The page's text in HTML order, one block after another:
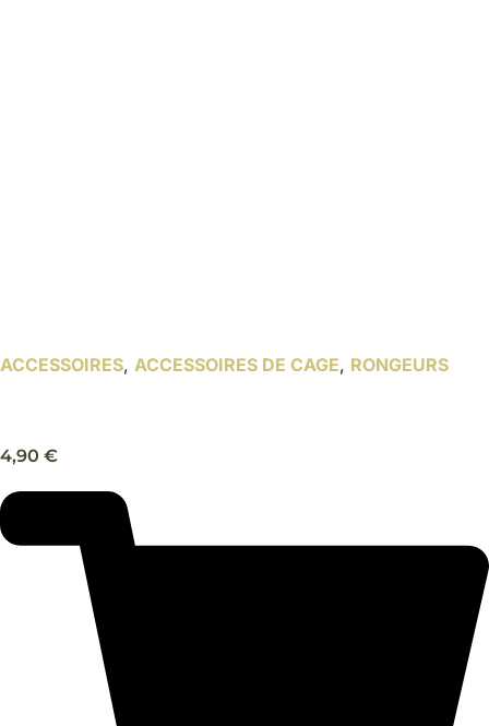
ACCESSOIRES, ACCESSOIRES DE CAGE, RONGEURS
4,90 €